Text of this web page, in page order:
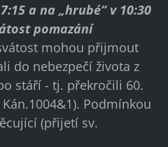
a na „hrubé“ v 10:30
pomazání
mohou přijmout
do nebezpečí života z
stáří - tj. překročili 60.
Kán.1004&1). Podmínkou
(přijetí sv.